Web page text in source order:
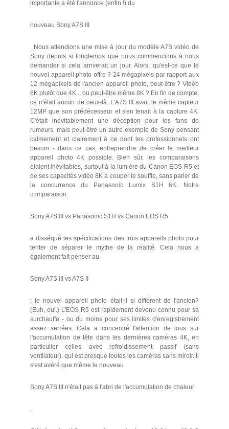
importante a été l'annonce (enfin !) du
nouveau Sony A7S III
. Nous attendions une mise à jour du modèle A7S vidéo de
Sony depuis si longtemps que nous commencions à nous
demander si cela arriverait un jour. Alors, qu'est-ce que le
nouvel appareil photo offre ? 24 mégapixels par rapport aux
12 mégapixels de l'ancien appareil photo, peut-être ? Vidéo
6K plutôt que 4K... ou peut-être même 8K ? En fin de compte,
ce n'était aucun de ceux-là. L'A7S III avait le même capteur
12MP que son prédécesseur et s'en tenait à la capture 4K.
C'était inévitablement une déception pour les fans de
rumeurs, mais peut-être un autre exemple de Sony pensant
calmement et clairement à ce dont les professionnels ont
besoin - dans ce cas, entreprendre de créer le meilleur
appareil photo 4K possible. Bien sûr, les comparaisons
étaient inévitables, surtout à la lumière du Canon EOS R5 et
de ses capacités vidéo 8K à couper le souffle, sans parler de
la concurrence du Panasonic Lumix S1H 6K. Notre
comparaison
Sony A7S III vs Panasonic S1H vs Canon EOS R5
a disséqué les spécifications des trois appareils photo pour
tenter de séparer le mythe de la réalité. Cela nous a
également fait penser au
Sony A7S III vs A7S II
: le nouvel appareil photo était-il si différent de l'ancien?
(Euh, oui.) L'EOS R5 est rapidement devenu connu pour sa
surchauffe - ou du moins pour ses limites d'enregistrement
assez serrées. Cela a concentré l'attention de tous sur
l'accumulation de tête dans les dernières caméras 4K, en
particulier celles avec refroidissement passif (sans
ventilateur), qui est presque toutes les caméras sans miroir. Il
s'est avéré que même le nouveau
Sony A7S III n'était pas à l'abri de l'accumulation de chaleur